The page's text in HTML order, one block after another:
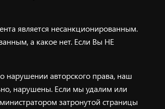
является несанкционированным.
а какое нет. Если Вы НЕ
нарушении авторского права, наш
нарушены. Если мы удалим или
затронутой страницы